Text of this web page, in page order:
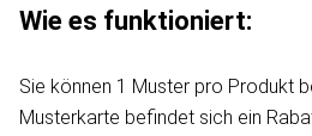
Wie es funktioniert:
Sie können 1 Muster pro Produkt
Musterkarte befindet sich ein